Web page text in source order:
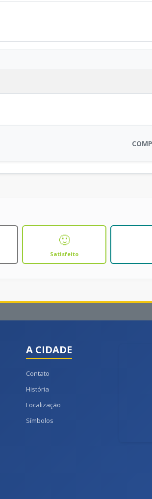
🙂
Satisfeito
A CIDADE
Contato
História
Localização
Símbolos